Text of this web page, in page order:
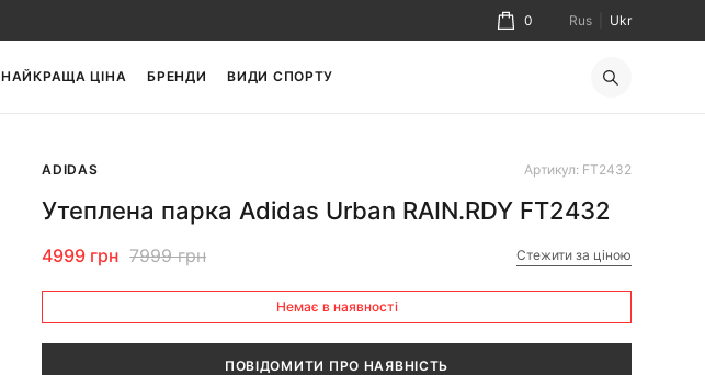
НАЙКРАЩА ЦІНА БРЕНДИ ВИДИ СПОРТУ
0 Rus Ukr
ADIDAS
Артикул: FT2432
Утеплена парка Adidas Urban RAIN.RDY FT2432
4999 грн 7999 грн Стежити за ціною
Немає в наявності
ПОВІДОМИТИ ПРО НАЯВНІСТЬ